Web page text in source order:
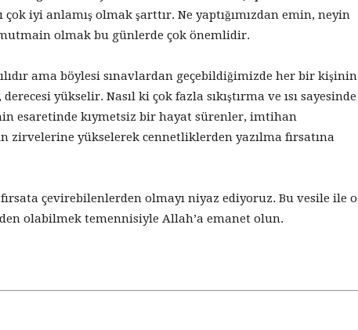
iyi anlamış olmak şarttır. Ne yaptığımızdan emin, neyin
olmak bu günlerde çok önemlidir.
ama böylesi sınavlardan geçebildiğimizde her bir kişinin
yükselir. Nasıl ki çok fazla sıkıştırma ve ısı sayesinde
esaretinde kıymetsiz bir hayat sürenler, imtihan
zirvelerine yükselerek cennetliklerden yazılma fırsatına
çevirebilenlerden olmayı niyaz ediyoruz. Bu vesile ile o
olabilmek temennisiyle Allah’a emanet olun.